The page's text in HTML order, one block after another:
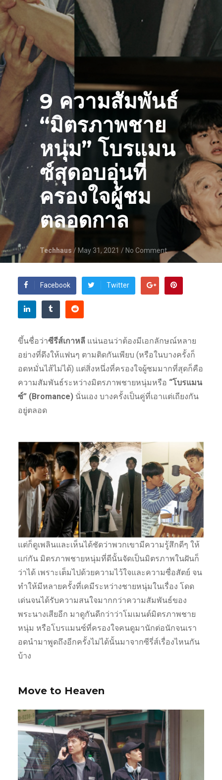
9 ความสัมพันธ์
“มิตรภาพชาย
หนุ่ม” โบรแมน
ซ์สุดอบอุ่นที่
ครองใจผู้ชม
ตลอดกาล
Techhaus / May 31, 2021 / No Comment
Facebook Twitter
ขึ้นชื่อว่าซีรีส์เกาหลี แน่นอนว่าต้องมีเอกลักษณ์หลาย
อย่างที่ดึงให้แฟนๆ ตามติดกันเพียบ (หรือในบางครั้งก็
อดหมั่นไส้ไม่ได้) แต่สิ่งหนึ่งที่ครองใจผู้ชมมากที่สุดก็คือ
ความสัมพันธ์ระหว่างมิตรภาพชายหนุ่มหรือ “โบรแมน
ซ์” (Bromance) นั่นเอง บางครั้งเป็นคู่ที่เอาแต่เถียงกัน
อยู่ตลอด
แต่ก็ดูเพลินและเห็นได้ชัดว่าพวกเขามีความรู้สึกดีๆ ให้
แก่กัน มิตรภาพชายหนุ่มที่ดีนั้นจัดเป็นมิตรภาพในฝันก็
ว่าได้ เพราะเต็มไปด้วยความไว้ใจและความซื่อสัตย์ จน
ทำให้มีหลายครั้งที่เคมีระหว่างชายหนุ่มในเรื่อง โดด
เด่นจนได้รับความสนใจมากกว่าความสัมพันธ์ของ
พระนางเสียอีก มาดูกันดีกว่าว่าโมเมนต์มิตรภาพชาย
หนุ่ม หรือโบรแมนซ์ที่ครองใจคนดูมานักต่อนักจนเรา
อดนำมาพูดถึงอีกครั้งไม่ได้นั้นมาจากซีรี่ส์เรื่องไหนกัน
บ้าง
Move to Heaven